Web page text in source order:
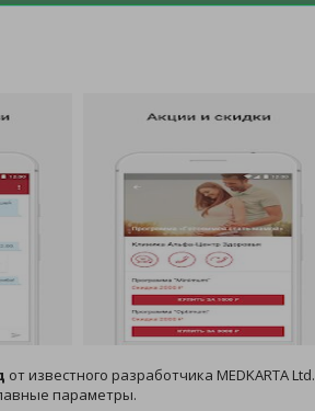
от известного разработчика MEDKARTA Ltd.
параметры.